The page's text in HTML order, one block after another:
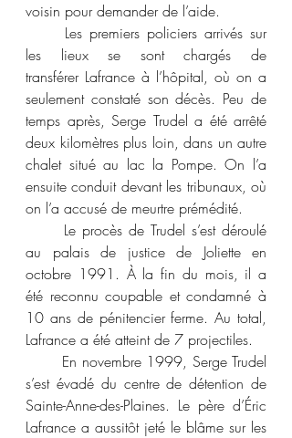
voisin pour demander de l’aide.
les lieux se sont chargés de
transférer Lafrance à l’hôpital, où on a
seulement constaté son décès. Peu de
temps après, Serge Trudel a été arrêté
deux kilomètres plus loin, dans un autre
chalet situé au lac la Pompe. On l’a
ensuite conduit devant les tribunaux, où
on l’a accusé de meurtre prémédité.
au palais de justice de Joliette en
octobre 1991. À la fin du mois, il a
été reconnu coupable et condamné à
10 ans de pénitencier ferme. Au total,
Lafrance a été atteint de 7 projectiles.
s’est évadé du centre de détention de
Sainte-Anne-des-Plaines. Le père d’Éric
Lafrance a aussitôt jeté le blâme sur les